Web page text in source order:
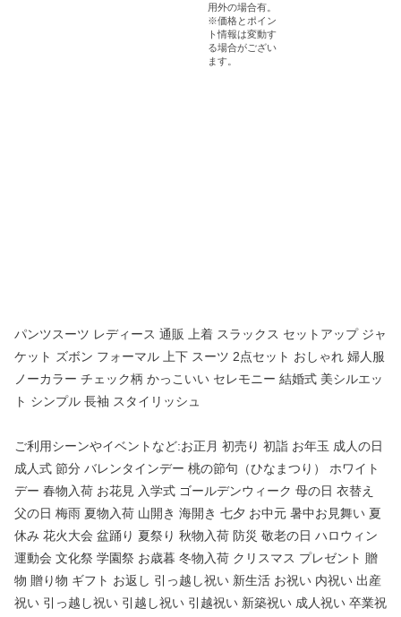
パンツスーツ レディース 通販 上着 スラックス セットアップ ジャ
ケット ズボン フォーマル 上下 スーツ 2点セット おしゃれ 婦人服
ノーカラー チェック柄 かっこいい セレモニー 結婚式 美シルエッ
ト シンプル 長袖 スタイリッシュ
ご利用シーンやイベントなど:お正月 初売り 初詣 お年玉 成人の日
成人式 節分 バレンタインデー 桃の節句（ひなまつり） ホワイト
デー 春物入荷 お花見 入学式 ゴールデンウィーク 母の日 衣替え
父の日 梅雨 夏物入荷 山開き 海開き 七夕 お中元 暑中お見舞い 夏
休み 花火大会 盆踊り 夏祭り 秋物入荷 防災 敬老の日 ハロウィン
運動会 文化祭 学園祭 お歳暮 冬物入荷 クリスマス プレゼント 贈
物 贈り物 ギフト お返し 引っ越し祝い 新生活 お祝い 内祝い 出産
祝い 引っ越し祝い 引越し祝い 引越祝い 新築祝い 成人祝い 卒業祝